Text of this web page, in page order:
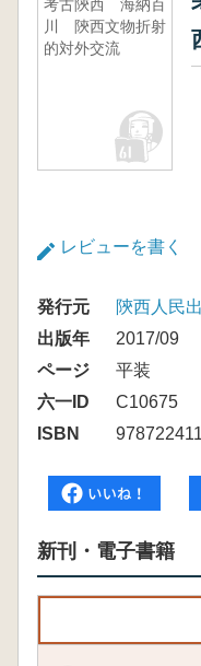
考古陝西 海納百
川 陝西文物折射
的対外交流
レビューを書く
発行元
陝西人民
出版年
2017/09
ページ
平装
六一ID
C10675
ISBN
新刊・電子書籍